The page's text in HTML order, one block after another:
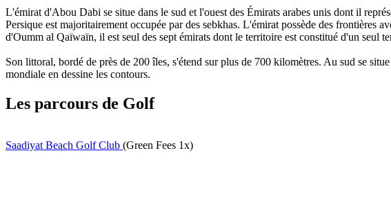
L'émirat d'Abou Dabi se situe dans le sud et l'ouest des Émirats arabes unis dont il
Persique est majoritairement occupée par des sebkhas. L'émirat possède des frontières
d'Oumm al Qaïwaïn, il est seul des sept émirats dont le territoire est constitué d'un seul
Son littoral, bordé de près de 200 îles, s'étend sur plus de 700 kilomètres. Au sud se
mondiale en dessine les contours.
Les parcours de Golf
Saadiyat Beach Golf Club (Green Fees 1x)